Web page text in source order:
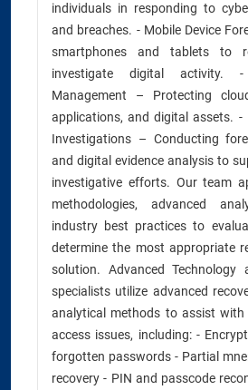
individuals in responding to
and breaches. - Mobile Device
smartphones and tablets to
investigate digital activity.
Management – Protecting
applications, and digital assets. -
Investigations – Conducting
and digital evidence analysis to
investigative efforts. Our team
methodologies, advanced
industry best practices to
determine the most appropriate
solution. Advanced Technology
specialists utilize advanced
analytical methods to assist
access issues, including: -
forgotten passwords - Partial
recovery - PIN and passcode